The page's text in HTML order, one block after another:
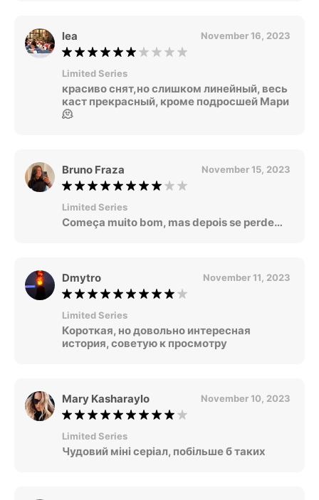
lea November 16, 2023
Limited Series
красиво снят,но слишком линейный, весь
каст прекрасный, кроме подросшей Мари
🫠
Bruno Fraza November 15, 2023
Limited Series
Começa muito bom, mas depois se perde…
Dmytro November 11, 2023
Limited Series
Короткая, но довольно интересная
история, советую к просмотру
Mary Kasharaylo November 10, 2023
Limited Series
Чудовий міні серіал, побільше б таких